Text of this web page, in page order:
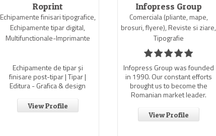
Roprint
Echipamente finisari tipografice,
Echipamente tipar digital,
Multifunctionale-Imprimante
Echipamente de tipar și
finisare post-tipar | Tipar |
Editura - Grafica & design
View Profile
Infopress Group
Comerciala (pliante, mape,
brosuri, flyere), Reviste si ziare,
Tipografie
Infopress Group was founded
in 1990. Our constant efforts
brought us to become the
Romanian market leader.
View Profile